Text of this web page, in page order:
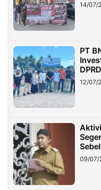
14/07/
PT
12/07/
09/07/